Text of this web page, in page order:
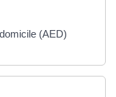
(AED)